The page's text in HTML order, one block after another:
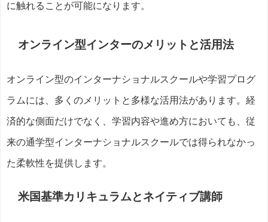
に触れることが可能になります。
オンライン型インターのメリットと活用法
オンライン型のインターナショナルスクールや学習プログ
ラムには、多くのメリットと多様な活用法があります。経
済的な側面だけでなく、学習内容や進め方においても、従
来の通学型インターナショナルスクールでは得られなかっ
た柔軟性を提供します。
米国基準カリキュラムとネイティブ講師